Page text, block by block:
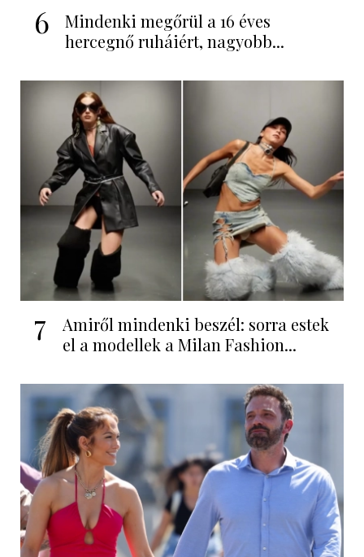
6
Mindenki megőrül a 16 éves
hercegnő ruháiért, nagyobb...
7
Amiről mindenki beszél: sorra estek
el a modellek a Milan Fashion...